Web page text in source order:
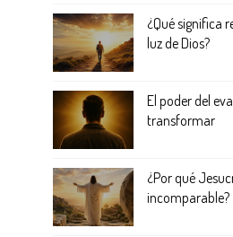
¿Qué significa
luz de Dios?
El poder del
transformar
¿Por qué
incomparable?